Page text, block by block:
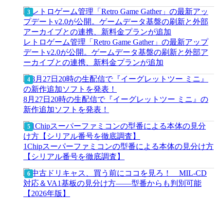
レトロゲーム管理「Retro Game Gather」の最新アップ
デートv2.0が公開。ゲームデータ基盤の刷新と外部ア
ーカイブとの連携、新料金プランが追加
8月27日20時の生配信で『イーグレットツー ミニ』の
新作追加ソフトを発表！
1Chipスーパーファミコンの型番による本体の見分け方
【シリアル番号を徹底調査】